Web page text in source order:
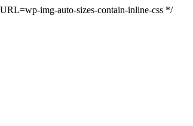
img-auto-sizes-contain-inline-css */